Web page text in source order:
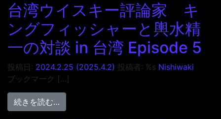
台湾ウイスキー評論家 キ
ングフィッシャーと輿水精
一の対談 in 台湾 Episode 5
投稿日: 2024.2.25 (2025.4.2) 投稿者: %s Nishiwaki
ブックマーク […]
続きを読む…